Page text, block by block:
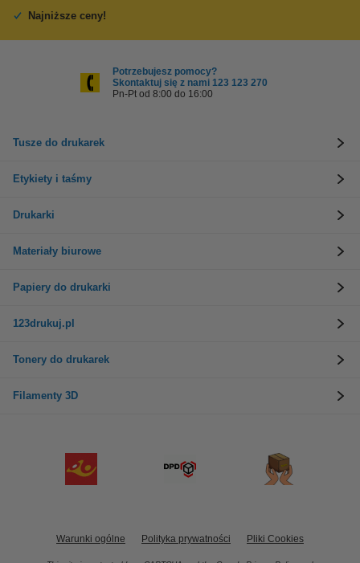
Najniższe ceny!
Potrzebujesz pomocy?
Skontaktuj się z nami 123 123 270
Pn-Pt od 8:00 do 16:00
Tusze do drukarek
Etykiety i taśmy
Drukarki
Materiały biurowe
Papiery do drukarki
123drukuj.pl
Tonery do drukarek
Filamenty 3D
Warunki ogólne Polityka prywatności Pliki Cookies